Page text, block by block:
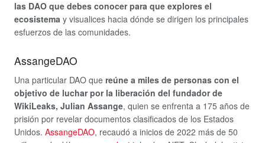
las DAO que debes conocer para que explores el
ecosistema y visualices hacia dónde se dirigen los principales
esfuerzos de las comunidades.
AssangeDAO
Una particular DAO que reúne a miles de personas con el
objetivo de luchar por la liberación del fundador de
WikiLeaks, Julian Assange, quien se enfrenta a 175 años de
prisión por revelar documentos clasificados de los Estados
Unidos. AssangeDAO, recaudó a inicios de 2022 más de 50